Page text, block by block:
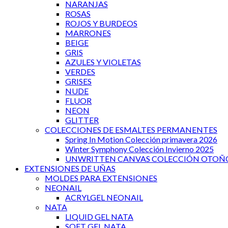
NARANJAS
ROSAS
ROJOS Y BURDEOS
MARRONES
BEIGE
GRIS
AZULES Y VIOLETAS
VERDES
GRISES
NUDE
FLUOR
NEON
GLITTER
COLECCIONES DE ESMALTES PERMANENTES
Spring In Motion Colección primavera 2026
Winter Symphony Colección Invierno 2025
UNWRITTEN CANVAS COLECCIÓN
EXTENSIONES DE UÑAS
MOLDES PARA EXTENSIONES
NEONAIL
ACRYLGEL NEONAIL
NATA
LIQUID GEL NATA